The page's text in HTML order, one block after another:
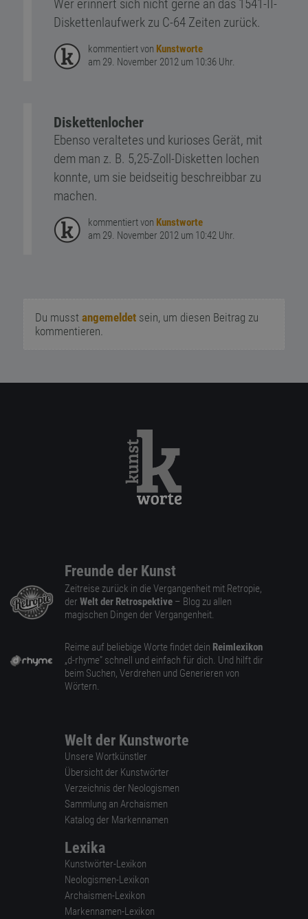
Wer erinnert sich nicht gerne an das 1541-II-
Diskettenlaufwerk zu C-64 Zeiten zurück.
kommentiert von Kunstworte
am 29. November 2012 um 10:36 Uhr.
Diskettenlocher
Ebenso veraltetes und kurioses Gerät, mit
dem man z. B. 5,25-Zoll-Disketten lochen
konnte, um sie beidseitig beschreibbar zu
machen.
kommentiert von Kunstworte
am 29. November 2012 um 10:42 Uhr.
Du musst angemeldetsein, um diesen Beitrag zu
kommentieren.
Freunde der Kunst
Zeitreise zurück in die Vergangenheit mit Retropie,
der Welt der Retrospektive – Blog zu allen
magischen Dingen der Vergangenheit.
Reime auf beliebige Worte findet dein Reimlexikon
„d-rhyme” schnell und einfach für dich. Und hilft dir
beim Suchen, Verdrehen und Generieren von
Wörtern.
Welt der Kunstworte
Unsere Wortkünstler
Übersicht der Kunstwörter
Verzeichnis der Neologismen
Sammlung an Archaismen
Katalog der Markennamen
Lexika
Kunstwörter-Lexikon
Neologismen-Lexikon
Archaismen-Lexikon
Markennamen-Lexikon